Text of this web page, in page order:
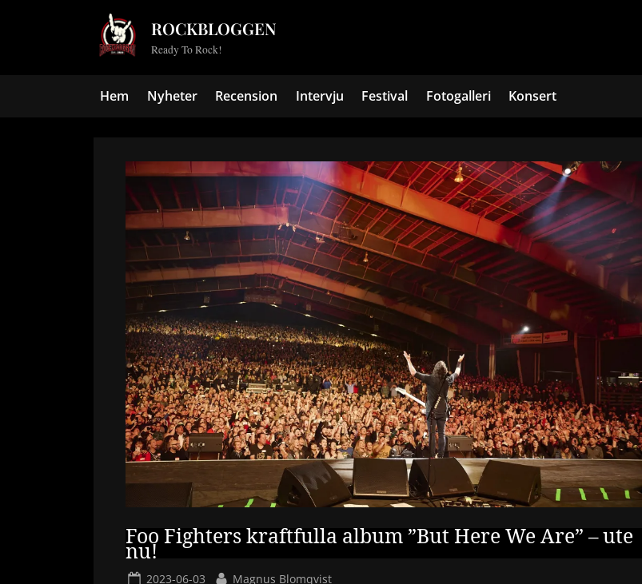
ROCKBLOGGEN
Ready To Rock!
Hem Nyheter Recension Intervju Festival Fotogalleri Konsert
Foo Fighters kraftfulla album ”But Here We Are” – ute
nu!
Posted
2023-06-03 By
Magnus Blomqvist